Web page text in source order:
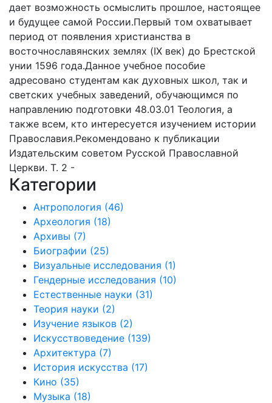
Категории
Антропология (46)
Археология (18)
Архивы (7)
Биографии (25)
Визуальные исследования (1)
Гендерные исследования (10)
Естественные науки (31)
Теория науки (2)
Изучение языков (2)
Искусствоведение (139)
Архитектура (7)
История искусства (17)
Кино (35)
Музыка (18)
дает возможность осмыслить прошлое, настоящее
и будущее самой России.Первый том охватывает
период от появления христианства в
восточнославянских землях (IX век) до Брестской
унии 1596 года.Данное учебное пособие
адресовано студентам как духовных школ, так и
светских учебных заведений, обучающимся по
направлению подготовки 48.03.01 Теология, а
также всем, кто интересуется изучением истории
Православия.Рекомендовано к публикации
Издательским советом Русской Православной
Церкви. Т. 2 -